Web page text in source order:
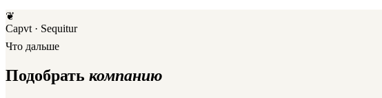
❦
Capvt · Sequitur
Что дальше
Подобрать компанию